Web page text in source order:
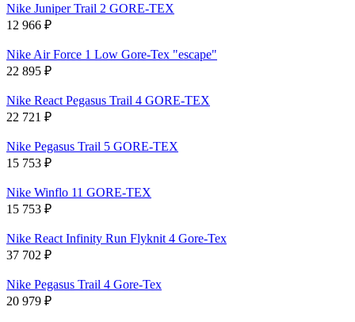
Nike Juniper Trail 2 GORE-TEX
12 966 ₽
Nike Air Force 1 Low Gore-Tex "escape"
22 895 ₽
Nike React Pegasus Trail 4 GORE-TEX
22 721 ₽
Nike Pegasus Trail 5 GORE-TEX
15 753 ₽
Nike Winflo 11 GORE-TEX
15 753 ₽
Nike React Infinity Run Flyknit 4 Gore-Tex
37 702 ₽
Nike Pegasus Trail 4 Gore-Tex
20 979 ₽